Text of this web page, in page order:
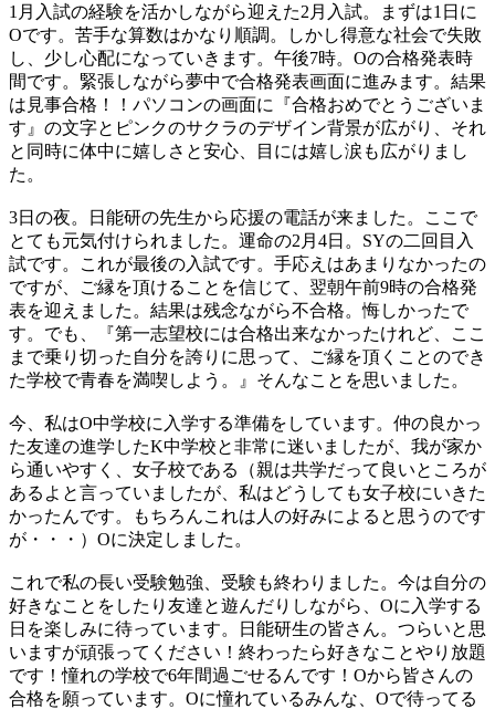
1月入試の経験を活かしながら迎えた2月入試。まずは1日に
Oです。苦手な算数はかなり順調。しかし得意な社会で失敗
し、少し心配になっていきます。午後7時。Oの合格発表時
間です。緊張しながら夢中で合格発表画面に進みます。結果
は見事合格！！パソコンの画面に『合格おめでとうございま
す』の文字とピンクのサクラのデザイン背景が広がり、それ
と同時に体中に嬉しさと安心、目には嬉し涙も広がりまし
た。
3日の夜。日能研の先生から応援の電話が来ました。ここで
とても元気付けられました。運命の2月4日。SYの二回目入
試です。これが最後の入試です。手応えはあまりなかったの
ですが、ご縁を頂けることを信じて、翌朝午前9時の合格発
表を迎えました。結果は残念ながら不合格。悔しかったで
す。でも、『第一志望校には合格出来なかったけれど、ここ
まで乗り切った自分を誇りに思って、ご縁を頂くことのでき
た学校で青春を満喫しよう。』そんなことを思いました。
今、私はO中学校に入学する準備をしています。仲の良かっ
た友達の進学したK中学校と非常に迷いましたが、我が家か
ら通いやすく、女子校である（親は共学だって良いところが
あるよと言っていましたが、私はどうしても女子校にいきた
かったんです。もちろんこれは人の好みによると思うのです
が・・・）Oに決定しました。
これで私の長い受験勉強、受験も終わりました。今は自分の
好きなことをしたり友達と遊んだりしながら、Oに入学する
日を楽しみに待っています。日能研生の皆さん。つらいと思
いますが頑張ってください！終わったら好きなことやり放題
です！憧れの学校で6年間過ごせるんです！Oから皆さんの
合格を願っています。Oに憧れているみんな、Oで待ってる